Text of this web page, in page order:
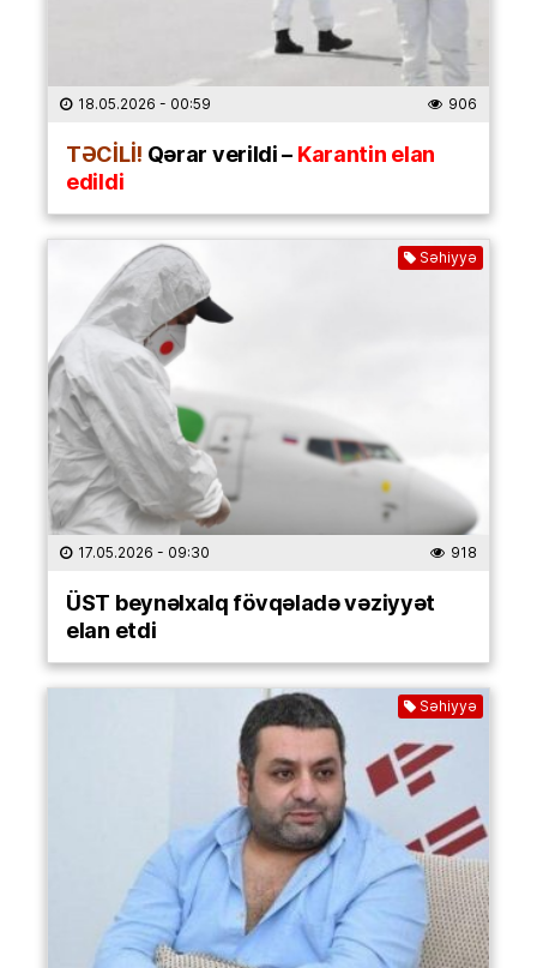
18.05.2026 - 00:59 906
TƏCİLİ! Qərar verildi –Karantin elan
edildi
Səhiyyə
17.05.2026 - 09:30 918
ÜST beynəlxalq fövqəladə vəziyyət
elan etdi
Səhiyyə